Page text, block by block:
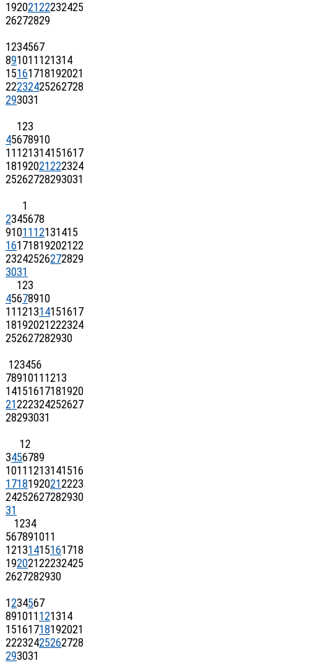
19202122232425
26272829
1234567
891011 121314
15161718192021
22232425262728
293031
123
45678910
11 121314151617
18192021222324
25262728293031
1
2345678
91011 12131415
16171819202122
23242526272829
3031
123
45678910
11 121314151617
18192021222324
252627282930
123456
7891011 1213
14151617181920
21222324252627
28293031
12
3456789
1011 1213141516
17181920212223
24252627282930
31
1234
567891011
12131415161718
19202122232425
2627282930
1234567
891011 121314
15161718192021
22232425262728
293031